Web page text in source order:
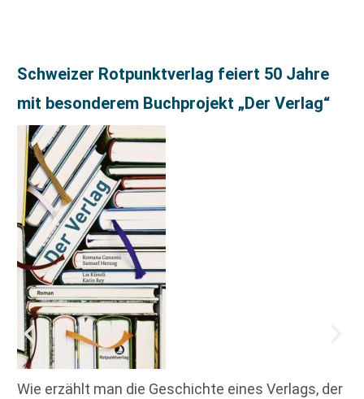
Schweizer Rotpunktverlag feiert 50 Jahre
mit besonderem Buchprojekt „Der Verlag“
Wie erzählt man die Geschichte eines Verlags, der